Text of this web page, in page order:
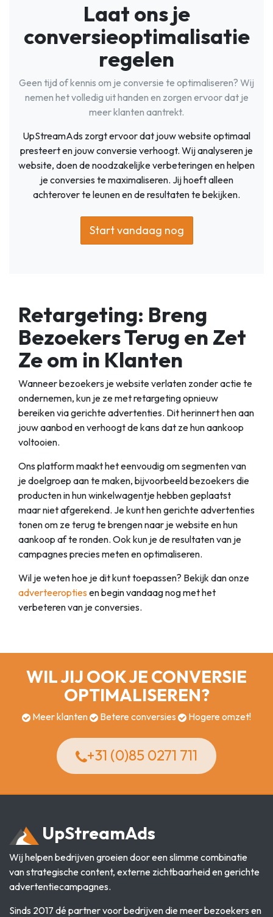
Laat ons je
conversieoptimalisatie
regelen
Geen tijd of kennis om je conversie te optimaliseren? Wij
nemen het volledig uit handen en zorgen ervoor dat je
meer klanten aantrekt.
UpStreamAds zorgt ervoor dat jouw website optimaal
presteert en jouw conversie verhoogt. Wij analyseren je
website, doen de noodzakelijke verbeteringen en helpen
je conversies te maximaliseren. Jij hoeft alleen
achterover te leunen en de resultaten te bekijken.
Start vandaag nog
Retargeting: Breng
Bezoekers Terug en Zet
Ze om in Klanten
Wanneer bezoekers je website verlaten zonder actie te
ondernemen, kun je ze met retargeting opnieuw
bereiken via gerichte advertenties. Dit herinnert hen aan
jouw aanbod en verhoogt de kans dat ze hun aankoop
voltooien.
Ons platform maakt het eenvoudig om segmenten van
je doelgroep aan te maken, bijvoorbeeld bezoekers die
producten in hun winkelwagentje hebben geplaatst
maar niet afgerekend. Je kunt hen gerichte advertenties
tonen om ze terug te brengen naar je website en hun
aankoop af te ronden. Ook kun je de resultaten van je
campagnes precies meten en optimaliseren.
Wil je weten hoe je dit kunt toepassen? Bekijk dan onze
adverteeropties en begin vandaag nog met het
verbeteren van je conversies.
WIL JIJ OOK JE CONVERSIE
OPTIMALISEREN?
Meer klanten Betere conversies Hogere omzet!
+31 (0)85 0271 711
UpStreamAds
Wij helpen bedrijven groeien door een slimme combinatie
van strategische content, externe zichtbaarheid en gerichte
advertentiecampagnes.
Sinds 2017 dé partner voor bedrijven die meer bezoekers en